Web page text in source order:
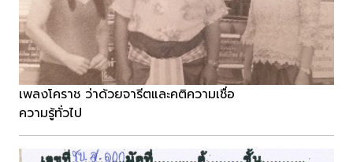
เพลงโคราช ว่าด้วยจารีตและคติความเชื่อ
ความรู้ทั่วไป